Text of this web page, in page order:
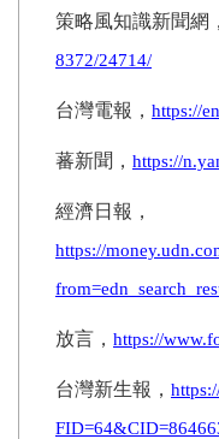
策略風知識新聞網，
8372/24714/
台灣電報， https://
蕃新聞， https://
經濟日報，
https://
放言， https://
台灣新生報，